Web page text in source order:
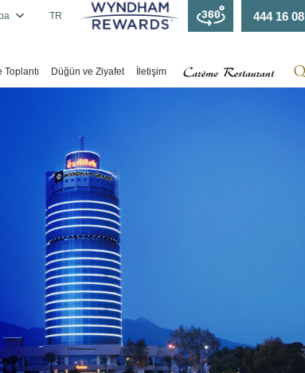
TR 444 16 08
Toplantı Düğün ve Ziyafet İletişim